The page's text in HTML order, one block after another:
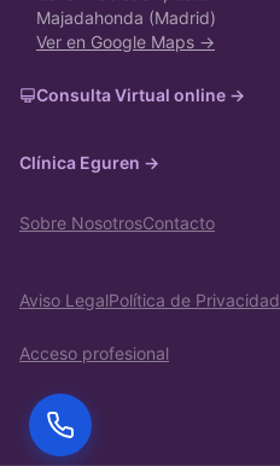
Majadahonda (Madrid)
Ver en Google Maps →
Consulta Virtual online →
Clínica Eguren →
Sobre NosotrosContacto
Aviso LegalPolítica de Privacidad
Acceso profesional